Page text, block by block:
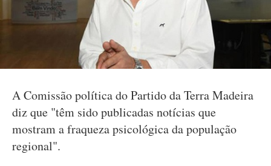
A Comissão política do Partido da Terra Madeira
diz que "têm sido publicadas notícias que
mostram a fraqueza psicológica da população
regional".